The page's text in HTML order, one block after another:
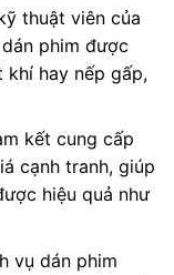
thuật viên của
phim được
hay nếp gấp,
kết cung cấp
cạnh tranh, giúp
hiệu quả như
vụ dán phim